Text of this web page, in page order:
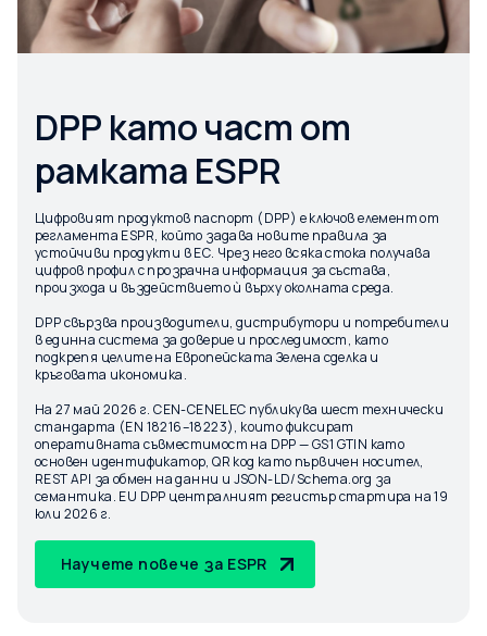
DPP като част от
рамката ESPR
Цифровият продуктов паспорт (DPP) е ключов елемент от
регламента ESPR, който задава новите правила за
устойчиви продукти в ЕС. Чрез него всяка стока получава
цифров профил с прозрачна информация за състава,
произхода и въздействието ѝ върху околната среда.
DPP свързва производители, дистрибутори и потребители
в единна система за доверие и проследимост, като
подкрепя целите на Европейската Зелена сделка и
кръговата икономика.
На 27 май 2026 г. CEN-CENELEC публикува шест технически
стандарта (EN 18216–18223), които фиксират
оперативната съвместимост на DPP — GS1 GTIN като
основен идентификатор, QR код като първичен носител,
REST API за обмен на данни и JSON-LD/Schema.org за
семантика. EU DPP централният регистър стартира на 19
юли 2026 г.
Научете повече за ESPR